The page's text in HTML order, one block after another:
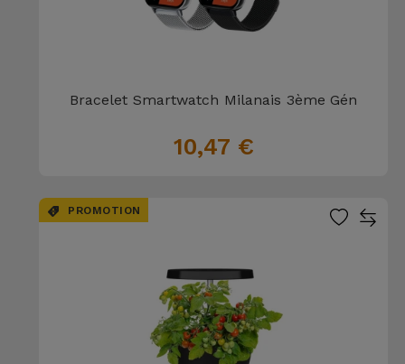
Bracelet Smartwatch Milanais 3ème Gén
10,47 €
PROMOTION